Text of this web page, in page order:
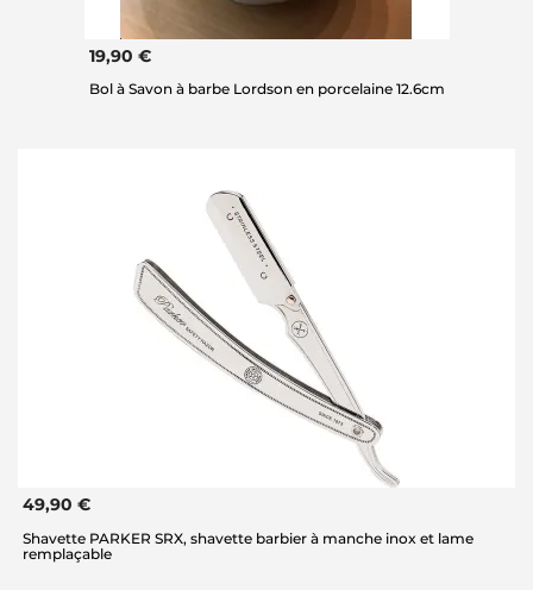
19,90 €
Bol à Savon à barbe Lordson en porcelaine 12.6cm
49,90 €
Shavette PARKER SRX, shavette barbier à manche inox et lame
remplaçable